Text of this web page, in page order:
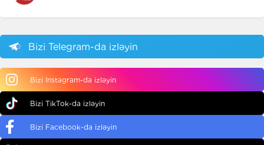
Bizi Telegram-da izləyin
Bizi Instagram-da izləyin
Bizi TikTok-da izləyin
Bizi Facebook-da izləyin